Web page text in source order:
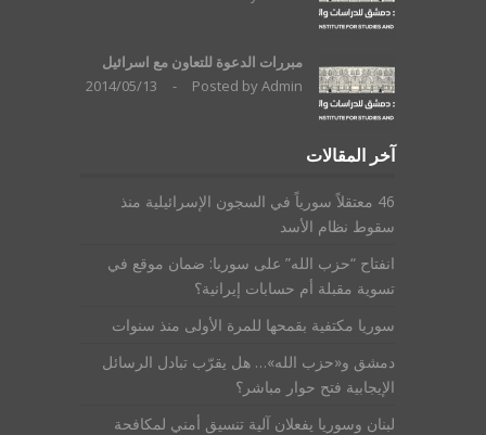
مبررات الدعوة للتعاون مع اسرائيل
Posted byAdmin
-
2014/05/13
آخر المقالات
46 معتقلاً سورياً في السجون الإسرائيلية منذ
سقوط نظام الأسد
انفتاح “حزب الله” على سوريا: ضمان موقع في
تسوية مقبلة أم حسابات إيرانية؟
سوريا مكتفية بقمحها للمرة الأولى منذ سنوات
دمشق و«حزب الله»… هل يقرّب تبادل الرسائل
الإيجابية فتح حوار مباشر؟
لبنان وسوريا يفعلان آلية تنسيق أمني لمكافحة